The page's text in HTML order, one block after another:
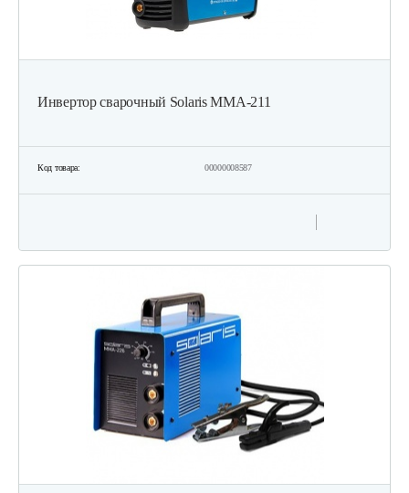
Инвертор сварочный Solaris MMA-211
Код товара: 00000008587